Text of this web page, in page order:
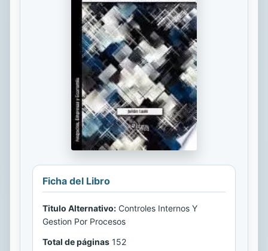
Ficha del Libro
Titulo Alternativo: Controles Internos Y
Gestion Por Procesos
Total de páginas 152